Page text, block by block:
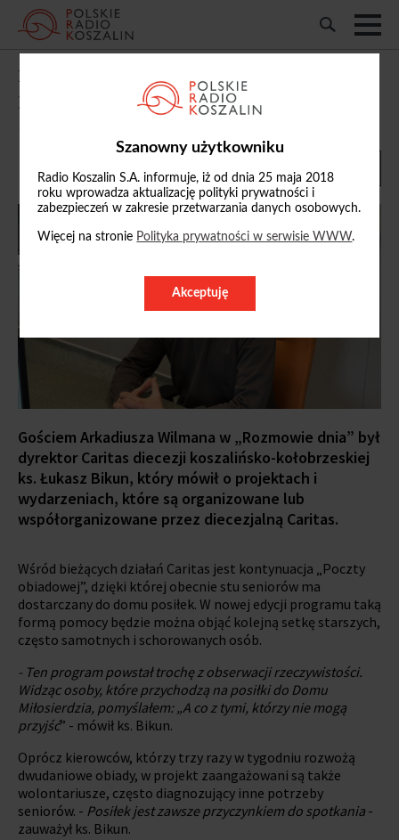
Szanowny użytkowniku
Radio Koszalin S.A. informuje, iż od dnia 25 maja 2018
roku wprowadza aktualizację polityki prywatności i
zabezpieczeń w zakresie przetwarzania danych osobowych.
Więcej na stronie Polityka prywatności w serwisie WWW.
Akceptuję
Ks. Łukasz Bikun: posiłek jest zawsze
przyczynkiem do spotkania
Gościem Arkadiusza Wilmana w „Rozmowie dnia” był
dyrektor Caritas diecezji koszalińsko-kołobrzeskiej
ks. Łukasz Bikun, który mówił o projektach i
wydarzeniach, które są organizowane lub
współorganizowane przez diecezjalną Caritas.
Wśród bieżących działań Caritas jest kontynuacja „Poczty
obiadowej”, dzięki której obecnie stu seniorów ma
dostarczany do domu posiłek. W nowej edycji programu taką
formą pomocy będzie można objąć kolejną setkę starszych,
często samotnych i schorowanych osób.
- Ten program powstał trochę z obserwacji rzeczywistości.
Widząc osoby, które przychodzą na posiłki do Domu
Miłosierdzia, pomyślałem: „A co z tymi, którzy nie mogą
przyjść” - mówił ks. Bikun.
Oprócz kierowców, którzy trzy razy w tygodniu rozwożą
dwudaniowe obiady, w projekt zaangażowani są także
wolontariusze, często diagnozujący inne potrzeby
seniorów. - Posiłek jest zawsze przyczynkiem do spotkania -
zauważył ks. Bikun.